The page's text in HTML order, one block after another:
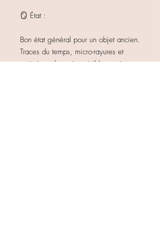
🪞 État :
Bon état général pour un objet ancien.
Traces du temps, micro-rayures et
variations de patine visibles, qui